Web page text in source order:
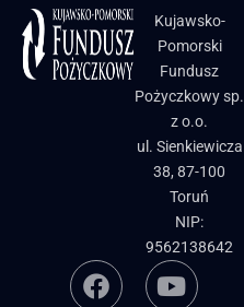
Kujawsko-
Pomorski
Fundusz
Pożyczkowy sp.
z o.o.
ul. Sienkiewicza
38, 87-100
Toruń
NIP:
9562138642